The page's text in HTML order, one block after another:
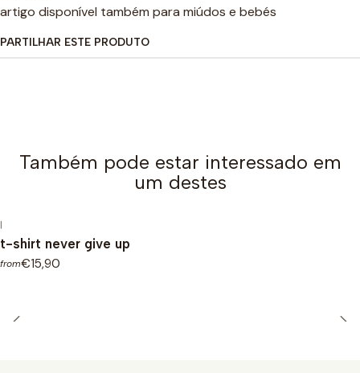
artigo disponível também para miúdos e bebés
PARTILHAR ESTE PRODUTO
Também pode estar interessado em
um destes
|
t-shirt never give up
from€15,90